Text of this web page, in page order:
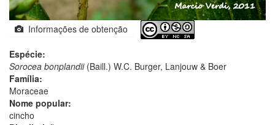
Informações de obtenção
Espécie:
Sorocea bonplandii(Baill.) W.C. Burger, Lanjouw & Boer
Família:
Moraceae
Nome popular:
cincho